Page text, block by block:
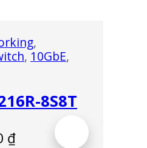
,
, 10GbE,
8S8T
₫